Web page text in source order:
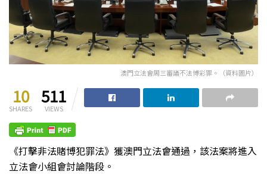
澳門立法會周三審議不法博彩罪。（資料圖片）
10
SHARES
511
VIEWS
《打擊非法賭博犯罪法》獲澳門立法會通過，該法案將進入
立法會小組會討論階段。